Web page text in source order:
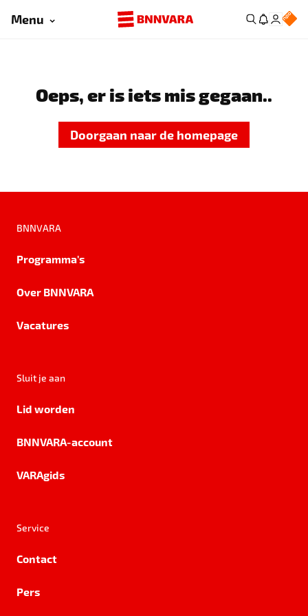
Menu
Oeps, er is iets mis gegaan..
Doorgaan naar de homepage
BNNVARA
Programma's
Over BNNVARA
Vacatures
Sluit je aan
Lid worden
BNNVARA-account
VARAgids
Service
Contact
Pers